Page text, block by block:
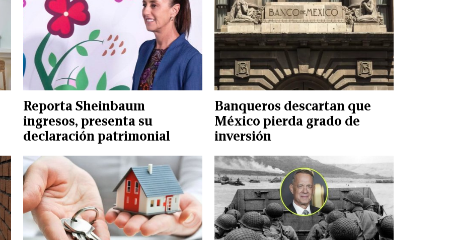
Reporta Sheinbaum
ingresos, presenta su
declaración patrimonial
Banqueros descartan que
México pierda grado de
inversión